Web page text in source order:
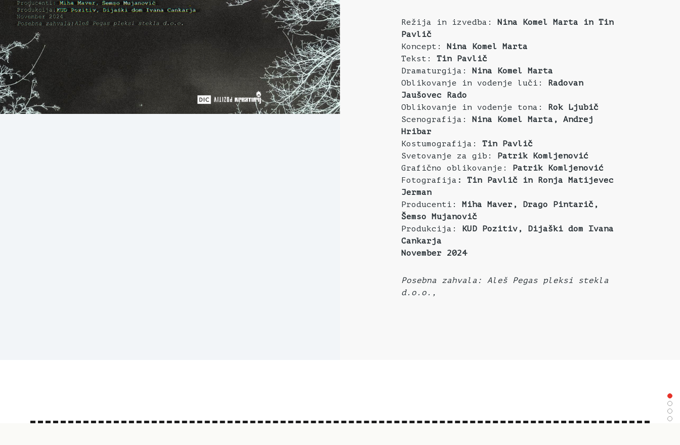
Režija in izvedba: Nina Komel Marta in Tin
Pavlič
Koncept: Nina Komel Marta
Tekst: Tin Pavlič
Dramaturgija: Nina Komel Marta
Oblikovanje in vodenje luči: Radovan
Jaušovec Rado
Oblikovanje in vodenje tona: Rok Ljubič
Scenografija: Nina Komel Marta, Andrej
Hribar
Kostumografija: Tin Pavlič
Svetovanje za gib: Patrik Komljenović
Grafično oblikovanje: Patrik Komljenović
Fotografija : Tin Pavlič in Ronja Matijevec
Jerman
Producenti: Miha Maver, Drago Pintarič,
Šemso Mujanovič
Produkcija:
KUD Pozitiv, Dijaški dom Ivana
Cankarja
November 2024
Posebna zahvala: Aleš Pegas pleksi stekla
d.o.o.,